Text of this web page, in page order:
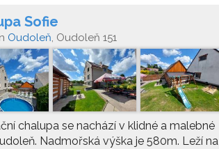
Sofie
Oudoleň, Oudoleň 151
chalupa se nachází v klidné a malebné
Nadmořská výška je 580m. Leží na